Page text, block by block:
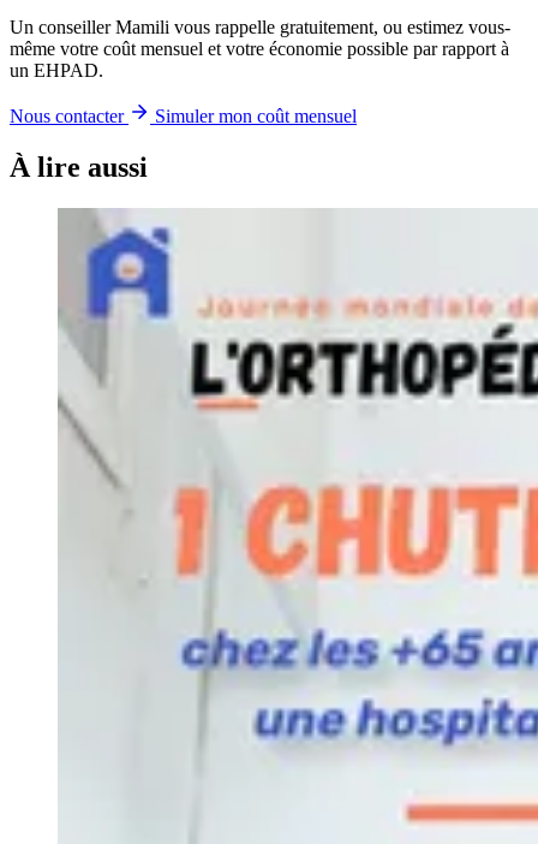
Un conseiller Mamili vous rappelle gratuitement, ou estimez vous-
même votre coût mensuel et votre économie possible par rapport à
un EHPAD.
Nous contacter Simuler mon coût mensuel
À lire aussi